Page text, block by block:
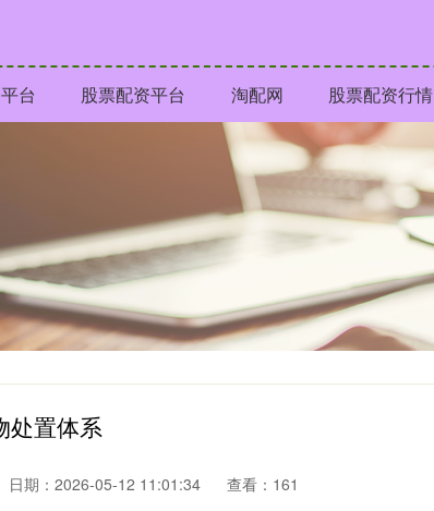
台 股票配资平台 淘配网 股票配资行情
处置体系
日期：2026-05-12 11:01:34 查看：161